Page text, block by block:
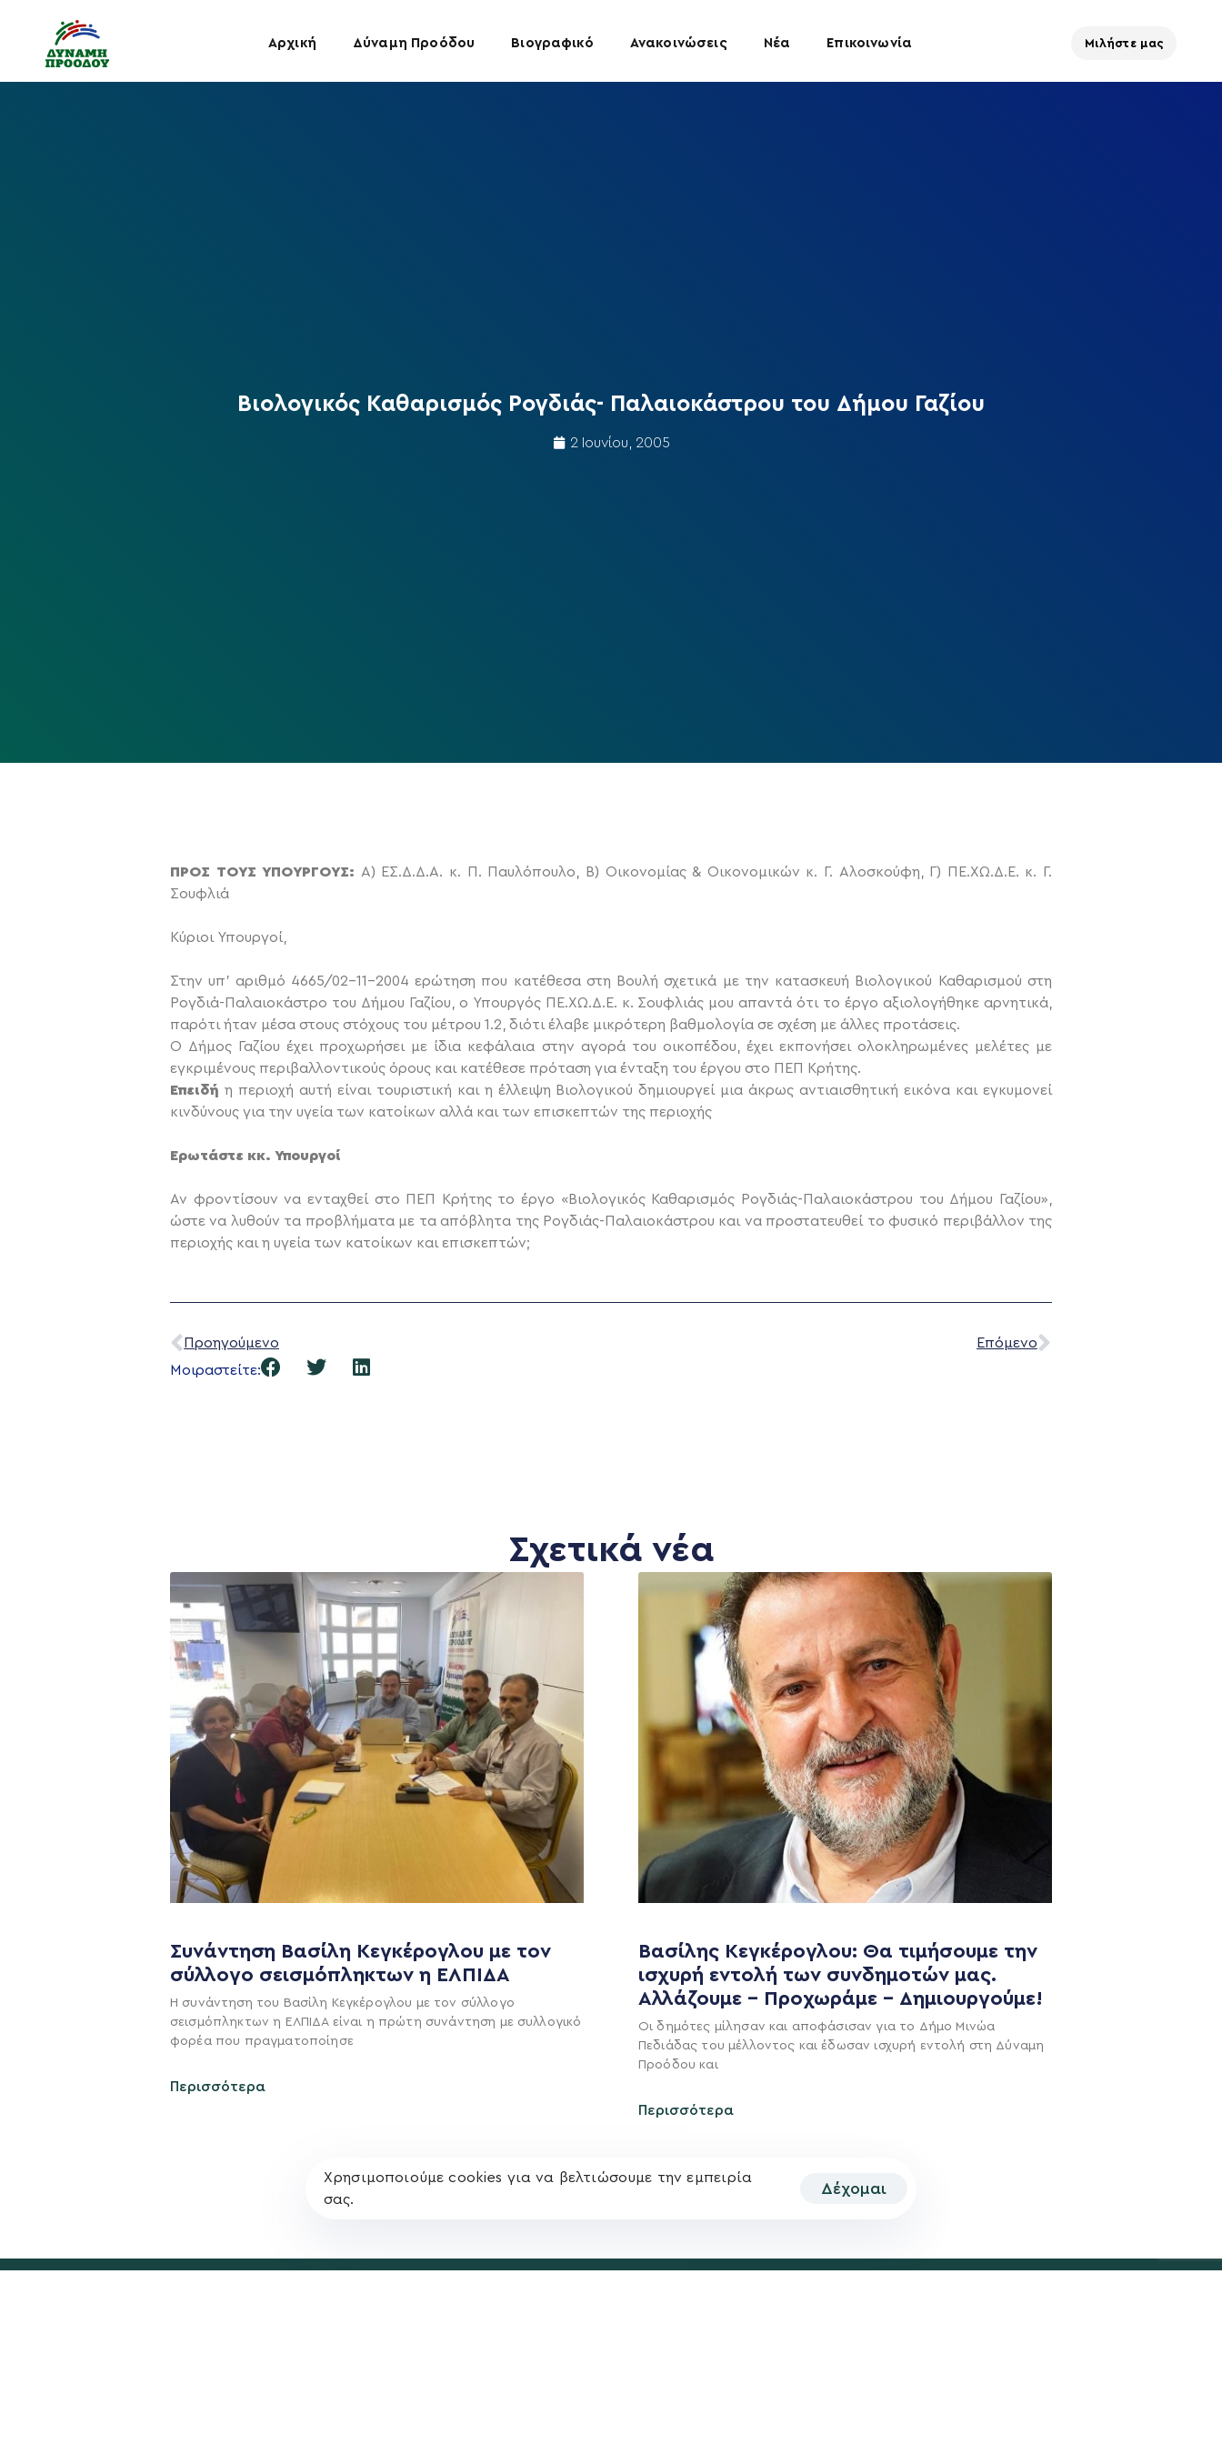
Αρχική Δύναμη Προόδου Βιογραφικό Ανακοινώσεις Νέα Επικοινωνία Μιλήστε μας
Βιολογικός Καθαρισμός Ρογδιάς- Παλαιοκάστρου του Δήμου Γαζίου
2 Ιουνίου, 2005
ΠΡΟΣ ΤΟΥΣ ΥΠΟΥΡΓΟΥΣ: Α) ΕΣ.Δ.Δ.Α. κ. Π. Παυλόπουλο, Β) Οικονομίας & Οικονομικών κ. Γ. Αλοσκούφη, Γ) ΠΕ.ΧΩ.Δ.Ε. κ. Γ.
Σουφλιά
Κύριοι Υπουργοί,
Στην υπ’ αριθμό 4665/02-11-2004 ερώτηση που κατέθεσα στη Βουλή σχετικά με την κατασκευή Βιολογικού Καθαρισμού στη
Ρογδιά-Παλαιοκάστρο του Δήμου Γαζίου, ο Υπουργός ΠΕ.ΧΩ.Δ.Ε. κ. Σουφλιάς μου απαντά ότι το έργο αξιολογήθηκε αρνητικά,
παρότι ήταν μέσα στους στόχους του μέτρου 1.2, διότι έλαβε μικρότερη βαθμολογία σε σχέση με άλλες προτάσεις.
Ο Δήμος Γαζίου έχει προχωρήσει με ίδια κεφάλαια στην αγορά του οικοπέδου, έχει εκπονήσει ολοκληρωμένες μελέτες με
εγκριμένους περιβαλλοντικούς όρους και κατέθεσε πρόταση για ένταξη του έργου στο ΠΕΠ Κρήτης.
Επειδή η περιοχή αυτή είναι τουριστική και η έλλειψη Βιολογικού δημιουργεί μια άκρως αντιαισθητική εικόνα και εγκυμονεί
κινδύνους για την υγεία των κατοίκων αλλά και των επισκεπτών της περιοχής
Ερωτάστε κκ. Υπουργοί
Αν φροντίσουν να ενταχθεί στο ΠΕΠ Κρήτης το έργο «Βιολογικός Καθαρισμός Ρογδιάς-Παλαιοκάστρου του Δήμου Γαζίου»,
ώστε να λυθούν τα προβλήματα με τα απόβλητα της Ρογδιάς-Παλαιοκάστρου και να προστατευθεί το φυσικό περιβάλλον της
περιοχής και η υγεία των κατοίκων και επισκεπτών;
Προηγούμενο
Επόμενο
Μοιραστείτε:
Σχετικά νέα
Συνάντηση Βασίλη Κεγκέρογλου με τον
σύλλογο σεισμόπληκτων η ΕΛΠΙΔΑ
Η συνάντηση του Βασίλη Κεγκέρογλου με τον σύλλογο
σεισμόπληκτων η ΕΛΠΙΔΑ είναι η πρώτη συνάντηση με συλλογικό
φορέα που πραγματοποίησε
Περισσότερα
Βασίλης Κεγκέρογλου: Θα τιμήσουμε την
ισχυρή εντολή των συνδημοτών μας.
Αλλάζουμε – Προχωράμε – Δημιουργούμε!
Οι δημότες μίλησαν και αποφάσισαν για το Δήμο Μινώα
Πεδιάδας του μέλλοντος και έδωσαν ισχυρή εντολή στη Δύναμη
Προόδου και
Περισσότερα
Η ΠΑΡΆΤΑΞΗ
Όραμα
Σχέδιο
MEDIA
Ανακοινώσεις
ΕΚΛΟΓΙΚΌ ΚΈΝΤΡΟ
+(30) 289 102 4800
Ηλ. ταχυδρομείο
NEWSLETTER
Χρησιμοποιούμε cookies για να βελτιώσουμε την εμπειρία
σας.
Δέχομαι